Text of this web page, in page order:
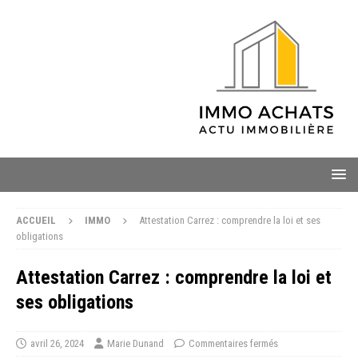
ACCUEIL IMMO
Attestation Carrez : comprendre la loi et ses
obligations
Attestation Carrez : comprendre la loi et
ses obligations
avril 26, 2024 Marie Dunand Commentaires fermés